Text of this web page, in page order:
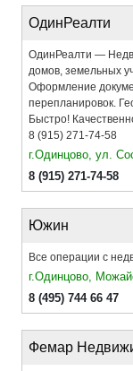
ОдинРеалти
ОдинРеалти —
домов, земельных
Оформление
перепланировок.
Быстро!
8 (915) 271-74-58
г.Одинцово, ул.
8 (915) 271-74-58
Южин
Все операции с
г.Одинцово,
8 (495) 744 66 47
Фемар